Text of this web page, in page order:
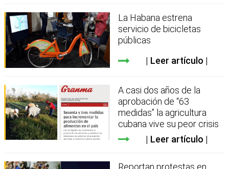
La Habana estrena
servicio de bicicletas
públicas
Leer artículo
A casi dos años de la
aprobación de “63
medidas” la agricultura
cubana vive su peor crisis
Leer artículo
Reportan protestas en